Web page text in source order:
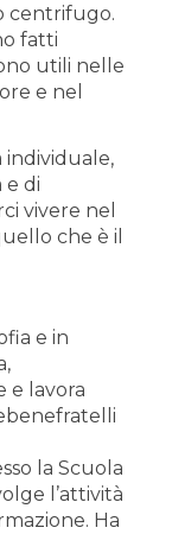
centrifugo.
fatti
utili nelle
e nel
individuale,
e di
vivere nel
che è il
e in
e lavora
la Scuola
l’attività
Ha